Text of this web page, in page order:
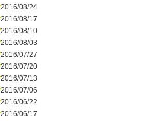
2016/08/24
2016/08/17
2016/08/10
2016/08/03
2016/07/27
2016/07/20
2016/07/13
2016/07/06
2016/06/22
2016/06/17